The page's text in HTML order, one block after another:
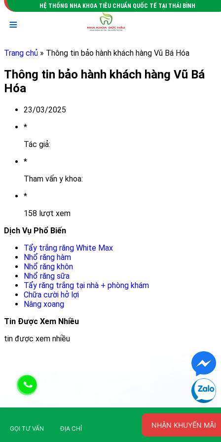
HỆ THỐNG NHA KHOA TIÊU CHUẨN QUỐC TẾ TẠI THÁI BÌNH
≡
Trang chủ » Thông tin bảo hành khách hàng Vũ Bá Hóa
Thông tin bảo hành khách hàng Vũ Bá
Hóa
23/03/2025
*
Tác giả:
*
Tham vấn y khoa:
*
158 lượt xem
Dịch Vụ Phổ Biến
Tẩy trắng răng White Max
Nhổ răng hàm
Nhổ răng khôn
Nhổ răng sữa
Tẩy răng trắng tại nhà + phòng khám
Chữa cười hở lợi
Nâng xoang
Tin Được Xem Nhiều
tin được xem nhiều
GỌI TƯ VẤN ĐỊA CHỈ NHẬN KHUYẾN MÃI